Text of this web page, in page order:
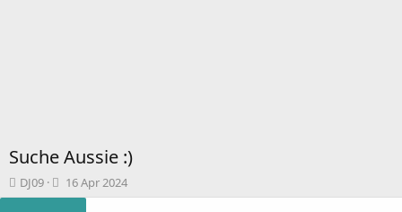
Suche Aussie :)
T
h
DJ09
B
e
16 Apr 2024